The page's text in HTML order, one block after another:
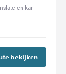
ik...en kan
bekijken